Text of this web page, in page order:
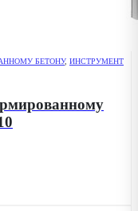
БЕТОНУ, ИНСТРУМЕНТ